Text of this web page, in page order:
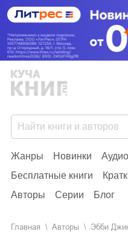
Жанры Новинки
Бесплатные книги
Авторы
Серии Блог
Главная Aвторы Эбби